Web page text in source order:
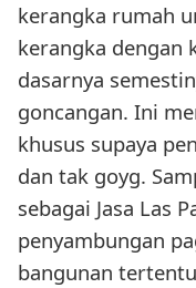
kerangka rumah
kerangka dengan
dasarnya
goncangan. Ini
khusus supaya
dan tak goyg.
sebagai Jasa Las
penyambungan
bangunan